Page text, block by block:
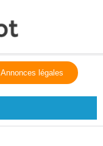
Annonces légales